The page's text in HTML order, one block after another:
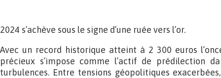
2024 s’achève sous le signe d’une ruée vers l’or.
Avec un record historique atteint à 2 300 euros
précieux s’impose comme l’actif de prédilection
turbulences. Entre tensions géopolitiques